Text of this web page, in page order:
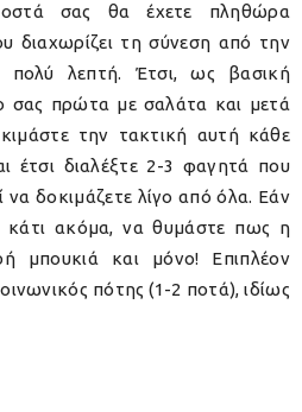
σας θα έχετε πληθώρα
διαχωρίζει τη σύνεση από την
πολύ λεπτή. Έτσι, ως βασική
σας πρώτα με σαλάτα και μετά
την τακτική αυτή κάθε
έτσι διαλέξτε 2-3 φαγητά που
να δοκιμάζετε λίγο από όλα. Εάν
κάτι ακόμα, να θυμάστε πως η
μπουκιά και μόνο! Επιπλέον
πότης (1-2 ποτά), ιδίως